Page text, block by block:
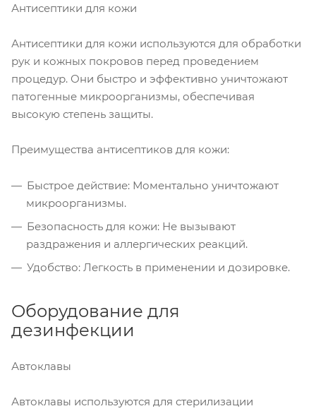
Антисептики для кожи
Антисептики для кожи используются для обработки
рук и кожных покровов перед проведением
процедур. Они быстро и эффективно уничтожают
патогенные микроорганизмы, обеспечивая
высокую степень защиты.
Преимущества антисептиков для кожи:
Быстрое действие: Моментально уничтожают
микроорганизмы.
Безопасность для кожи: Не вызывают
раздражения и аллергических реакций.
Удобство: Легкость в применении и дозировке.
Оборудование для
дезинфекции
Автоклавы
Автоклавы используются для стерилизации